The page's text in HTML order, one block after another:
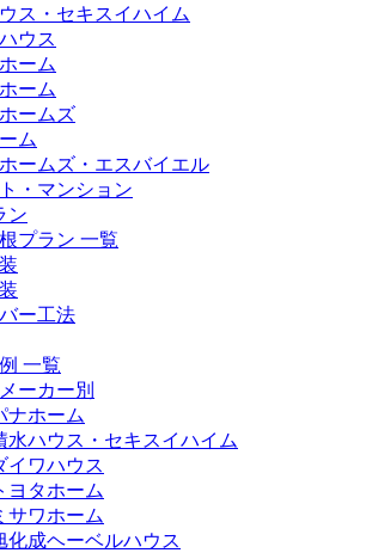
ス・セキスイハイム
ウス
ーム
ーム
ームズ
ム
ームズ・エスバイエル
・マンション
ン
プラン 一覧
ー工法
一覧
ーカー別
ナホーム
水ハウス・セキスイハイム
イワハウス
ヨタホーム
サワホーム
化成ヘーベルハウス